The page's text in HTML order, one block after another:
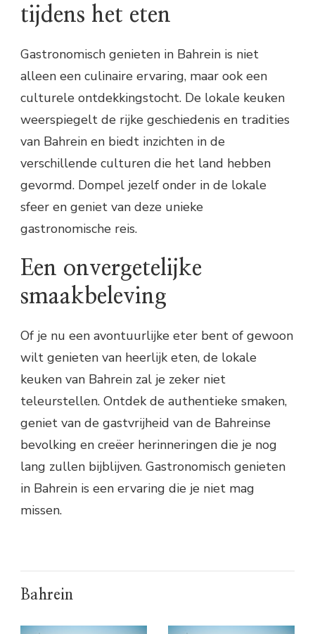
tijdens het eten
Gastronomisch genieten in Bahrein is niet
alleen een culinaire ervaring, maar ook een
culturele ontdekkingstocht. De lokale keuken
weerspiegelt de rijke geschiedenis en tradities
van Bahrein en biedt inzichten in de
verschillende culturen die het land hebben
gevormd. Dompel jezelf onder in de lokale
sfeer en geniet van deze unieke
gastronomische reis.
Een onvergetelijke
smaakbeleving
Of je nu een avontuurlijke eter bent of gewoon
wilt genieten van heerlijk eten, de lokale
keuken van Bahrein zal je zeker niet
teleurstellen. Ontdek de authentieke smaken,
geniet van de gastvrijheid van de Bahreinse
bevolking en creëer herinneringen die je nog
lang zullen bijblijven. Gastronomisch genieten
in Bahrein is een ervaring die je niet mag
missen.
Bahrein